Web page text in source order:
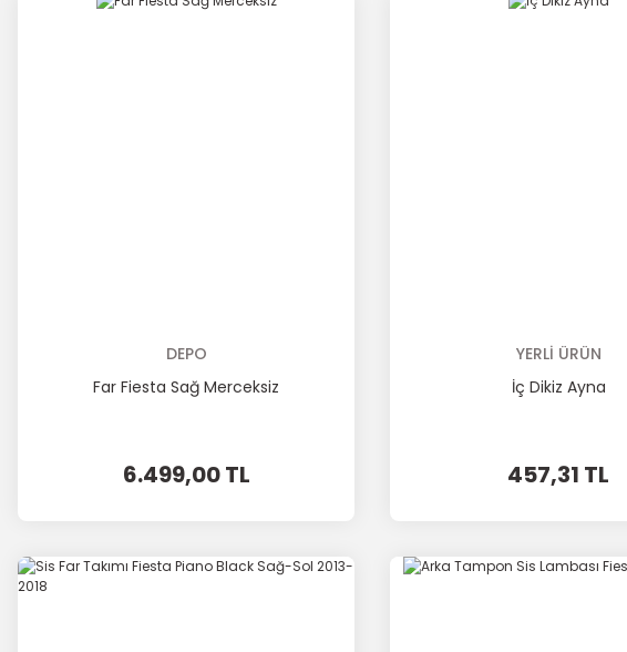
DEPO
Far Fiesta Sağ Merceksiz
6.499,00 TL
YERLİ ÜRÜN
İç Dikiz Ayna
457,31 TL